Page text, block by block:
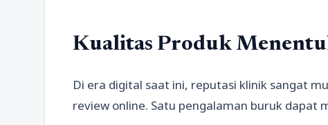
Kualitas Produk
Di era digital saat ini, reputasi klinik sangat
review online. Satu pengalaman buruk dapat